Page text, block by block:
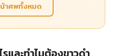
าศพทั้งหมด